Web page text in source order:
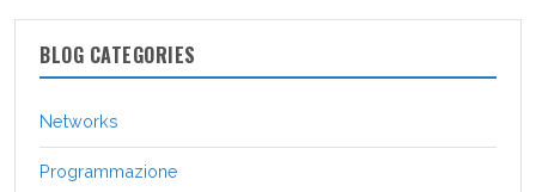
BLOG CATEGORIES
Networks
Programmazione